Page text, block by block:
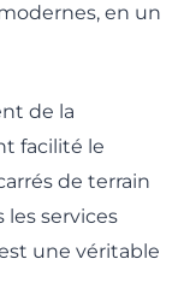
en un
de la
facilité le
de terrain
les services
une véritable